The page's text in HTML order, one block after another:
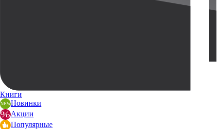
Книги
Новинки
Акции
Популярные